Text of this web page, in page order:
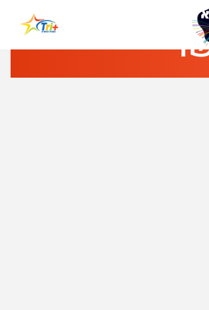
Button used only for devices